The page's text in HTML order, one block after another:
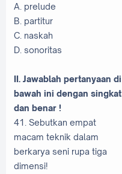
A. prelude
B. partitur
C. naskah
D. sonoritas
II. Jawablah pertanyaan di
bawah ini dengan singkat
dan benar !
41. Sebutkan empat
macam teknik dalam
berkarya seni rupa tiga
dimensi!